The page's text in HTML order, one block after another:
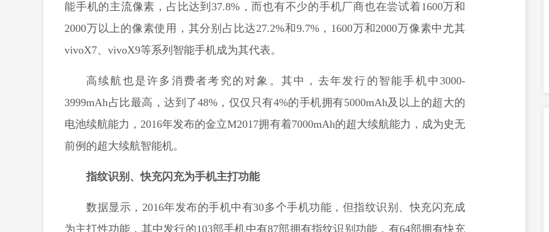
能手机的主流像素，占比达到37.8%，而也有不少的手机厂商也在尝试着1600万和
2000万以上的像素使用，其分别占比达27.2%和9.7%，1600万和2000万像素中尤其
vivoX7、vivoX9等系列智能手机成为其代表。
高续航也是许多消费者考究的对象。其中，去年发行的智能手机中3000-
3999mAh占比最高，达到了48%，仅仅只有4%的手机拥有5000mAh及以上的超大的
电池续航能力，2016年发布的金立M2017拥有着7000mAh的超大续航能力，成为史无
前例的超大续航智能机。
指纹识别、快充闪充为手机主打功能
数据显示，2016年发布的手机中有30多个手机功能，但指纹识别、快充闪充成
为主打性功能，其中发行的103部手机中有87部拥有指纹识别功能，有64部拥有快充